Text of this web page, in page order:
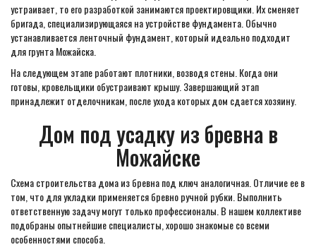
устраивает, то его разработкой занимаются проектировщики. Их сменяет
бригада, специализирующаяся на устройстве фундамента. Обычно
устанавливается ленточный фундамент, который идеально подходит
для грунта Можайска.
На следующем этапе работают плотники, возводя стены. Когда они
готовы, кровельщики обустраивают крышу. Завершающий этап
принадлежит отделочникам, после ухода которых дом сдается хозяину.
Дом под усадку из бревна в
Можайске
Схема строительства дома из бревна под ключ аналогичная. Отличие ее в
том, что для укладки применяется бревно ручной рубки. Выполнить
ответственную задачу могут только профессионалы. В нашем коллективе
подобраны опытнейшие специалисты, хорошо знакомые со всеми
особенностями способа.